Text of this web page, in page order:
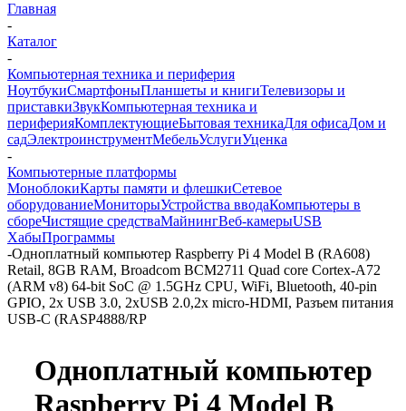
Главная
-
Каталог
-
Компьютерная техника и периферия
НоутбукиСмартфоныПланшеты и книгиТелевизоры и
приставкиЗвукКомпьютерная техника и
периферияКомплектующиеБытовая техникаДля офисаДом и
садЭлектроинструментМебельУслугиУценка
-
Компьютерные платформы
МоноблокиКарты памяти и флешкиСетевое
оборудованиеМониторыУстройства вводаКомпьютеры в
сбореЧистящие средстваМайнингВеб-камерыUSB
ХабыПрограммы
-Одноплатный компьютер Raspberry Pi 4 Model B (RA608)
Retail, 8GB RAM, Broadcom BCM2711 Quad core Cortex-A72
(ARM v8) 64-bit SoC @ 1.5GHz CPU, WiFi, Bluetooth, 40-pin
GPIO, 2x USB 3.0, 2xUSB 2.0,2x micro-HDMI, Разъем питания
USB-C (RASP4888/RP
Одноплатный компьютер
Raspberry Pi 4 Model B